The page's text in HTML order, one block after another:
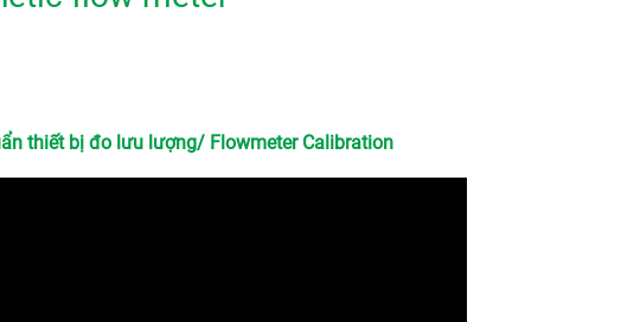
thiết bị đo lưu lượng/ Flowmeter Calibration